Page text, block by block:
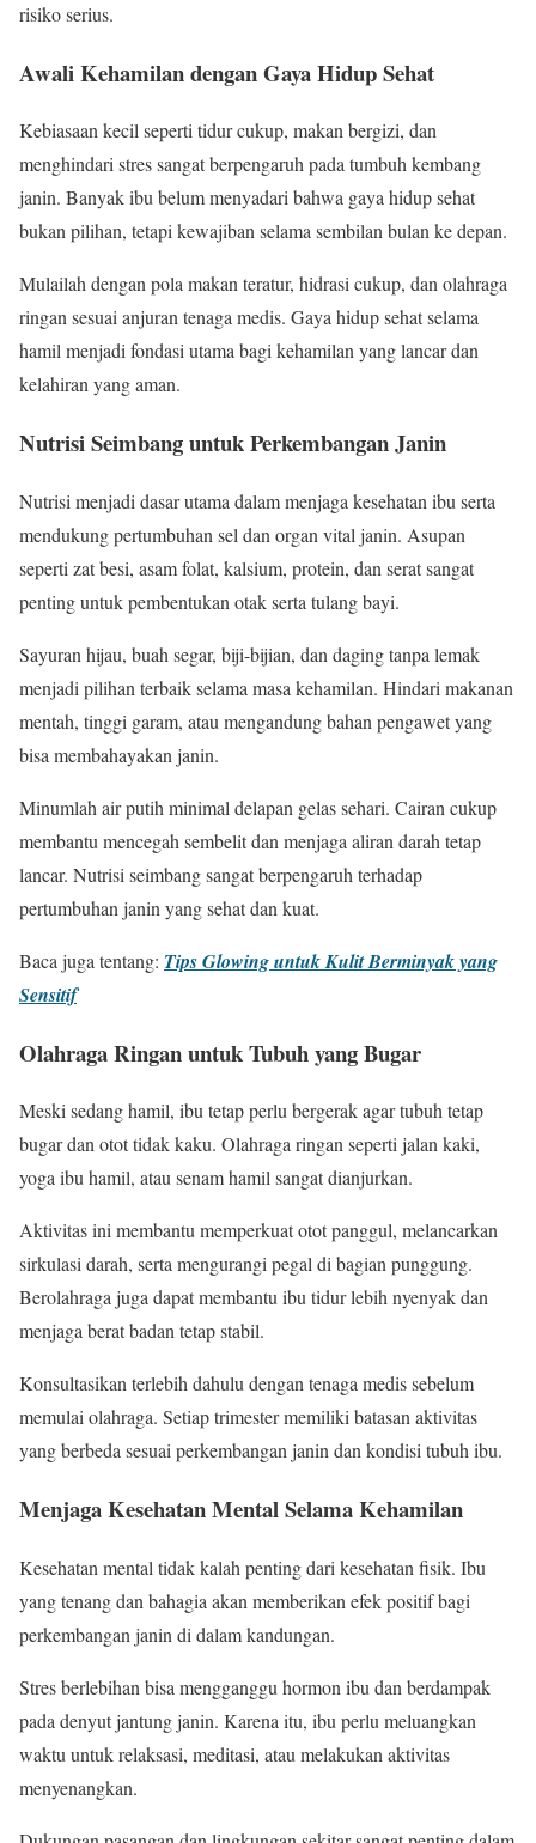
risiko serius.
Awali Kehamilan dengan Gaya Hidup Sehat
Kebiasaan kecil seperti tidur cukup, makan bergizi, dan
menghindari stres sangat berpengaruh pada tumbuh kembang
janin. Banyak ibu belum menyadari bahwa gaya hidup sehat
bukan pilihan, tetapi kewajiban selama sembilan bulan ke depan.
Mulailah dengan pola makan teratur, hidrasi cukup, dan olahraga
ringan sesuai anjuran tenaga medis. Gaya hidup sehat selama
hamil menjadi fondasi utama bagi kehamilan yang lancar dan
kelahiran yang aman.
Nutrisi Seimbang untuk Perkembangan Janin
Nutrisi menjadi dasar utama dalam menjaga kesehatan ibu serta
mendukung pertumbuhan sel dan organ vital janin. Asupan
seperti zat besi, asam folat, kalsium, protein, dan serat sangat
penting untuk pembentukan otak serta tulang bayi.
Sayuran hijau, buah segar, biji-bijian, dan daging tanpa lemak
menjadi pilihan terbaik selama masa kehamilan. Hindari makanan
mentah, tinggi garam, atau mengandung bahan pengawet yang
bisa membahayakan janin.
Minumlah air putih minimal delapan gelas sehari. Cairan cukup
membantu mencegah sembelit dan menjaga aliran darah tetap
lancar. Nutrisi seimbang sangat berpengaruh terhadap
pertumbuhan janin yang sehat dan kuat.
Baca juga tentang: Tips Glowing untuk Kulit Berminyak yang
Sensitif
Olahraga Ringan untuk Tubuh yang Bugar
Meski sedang hamil, ibu tetap perlu bergerak agar tubuh tetap
bugar dan otot tidak kaku. Olahraga ringan seperti jalan kaki,
yoga ibu hamil, atau senam hamil sangat dianjurkan.
Aktivitas ini membantu memperkuat otot panggul, melancarkan
sirkulasi darah, serta mengurangi pegal di bagian punggung.
Berolahraga juga dapat membantu ibu tidur lebih nyenyak dan
menjaga berat badan tetap stabil.
Konsultasikan terlebih dahulu dengan tenaga medis sebelum
memulai olahraga. Setiap trimester memiliki batasan aktivitas
yang berbeda sesuai perkembangan janin dan kondisi tubuh ibu.
Menjaga Kesehatan Mental Selama Kehamilan
Kesehatan mental tidak kalah penting dari kesehatan fisik. Ibu
yang tenang dan bahagia akan memberikan efek positif bagi
perkembangan janin di dalam kandungan.
Stres berlebihan bisa mengganggu hormon ibu dan berdampak
pada denyut jantung janin. Karena itu, ibu perlu meluangkan
waktu untuk relaksasi, meditasi, atau melakukan aktivitas
menyenangkan.